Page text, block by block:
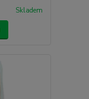
Skladem